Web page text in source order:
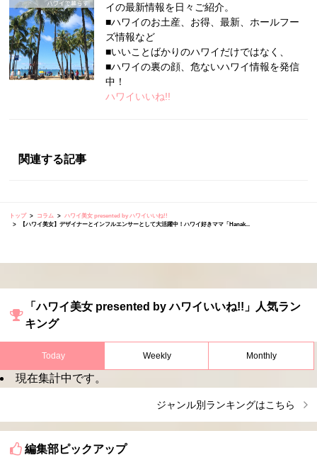
イの最新情報を日々ご紹介。
■ハワイのお土産、お得、最新、ホールフー
ズ情報など
■いいことばかりのハワイだけではなく、
■ハワイの裏の顔、危ないハワイ情報を発信
中！
ハワイいいね!!
関連する記事
トップ コラム
ハワイ美女 presented by ハワイいいね!!
【ハワイ美女】デザイナーとインフルエンサーとして大活躍中！ハワイ好きママ「Hanak...
「ハワイ美女 presented by ハワイいいね!!」人気ラン
キング
Today Weekly Monthly
現在集計中です。
ジャンル別ランキングはこちら
編集部ピックアップ